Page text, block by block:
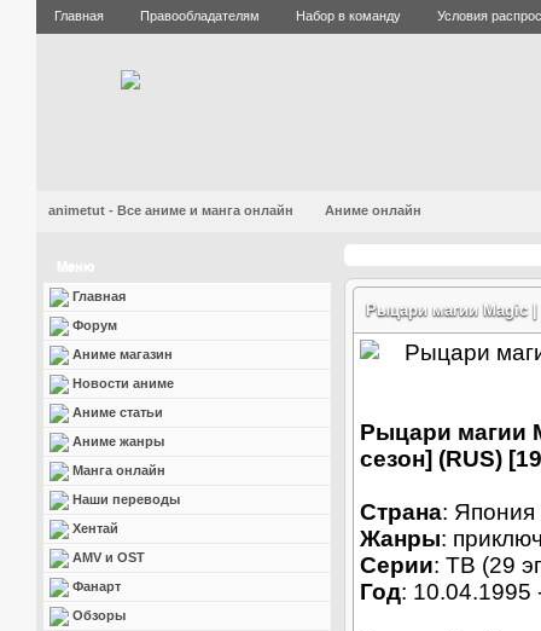
Главная Правообладателям Набор в команду Условия
animetut - Все аниме и манга онлайн Аниме онлайн
Меню
Главная
Форум
Аниме магазин
Новости аниме
Аниме статьи
Аниме жанры
Манга онлайн
Наши переводы
Хентай
AMV и OST
Фанарт
Обзоры
Рыцари магии Magic |
Рыцари магии
сезон] (RUS)
Страна: Япония
Жанры:
Серии: ТВ (29
Год: 10.04.1995